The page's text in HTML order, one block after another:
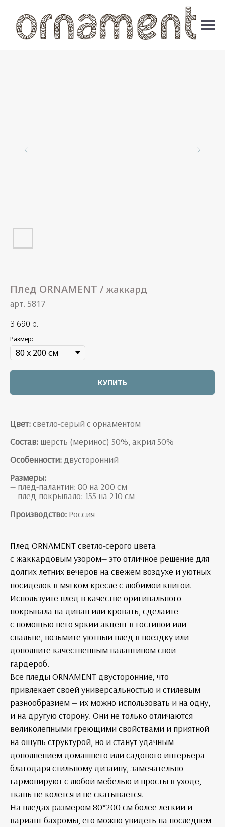
Плед ORNAMENT / жаккард
арт. 5817
3 690 р.
Размер:
КУПИТЬ
Цвет:светло-серый с орнаментом
Состав: шерсть (меринос) 50%, акрил 50%
Особенности: двусторонний
Размеры:
— плед-палантин: 80 на 200 см
— плед-покрывало: 155 на 210 см
Производство: Россия
Плед ORNAMENT светло-серого цвета
с жаккардовым узором— это отличное решение для
долгих летних вечеров на свежем воздухе и уютных
посиделок в мягком кресле с любимой книгой.
Используйте плед в качестве оригинального
покрывала на диван или кровать, сделайте
с помощью него яркий акцент в гостиной или
спальне, возьмите уютный плед в поездку или
дополните качественным палантином свой
гардероб.
Все пледы ORNAMENT двусторонние, что
привлекает своей универсальностью и стилевым
разнообразием — их можно использовать и на одну,
и на другую сторону. Они не только отличаются
великолепными греющими свойствами и приятной
на ощупь структурой, но и станут удачным
дополнением домашнего или садового интерьера
благодаря стильному дизайну, замечательно
гармонируют с любой мебелью и просты в уходе,
ткань не колется и не скатывается.
На пледах размером 80*200 см более легкий и
вариант бахромы, его можно увидеть на последнем